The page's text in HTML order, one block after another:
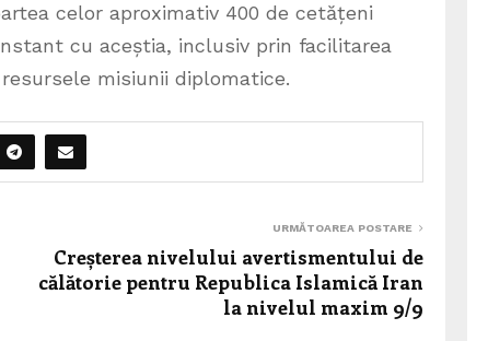
celor aproximativ 400 de cetățeni
cu aceștia, inclusiv prin facilitarea
misiunii diplomatice.
URMĂTOAREA POSTARE
Creșterea nivelului avertismentului de
călătorie pentru Republica Islamică Iran
la nivelul maxim 9/9